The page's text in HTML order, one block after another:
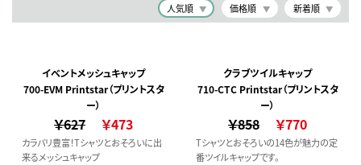
人気順 価格順 新着順
イベントメッシュキャップ
700-EVM Printstar（プリントスタ
ー）
￥627 ￥473
カラバリ豊富！Tシャツとおそろいに出
来るメッシュキャップ
クラブツイルキャップ
710-CTC Printstar（プリントスタ
ー）
￥858 ￥770
Tシャツとおそろいの14色が魅力の定
番ツイルキャップです。